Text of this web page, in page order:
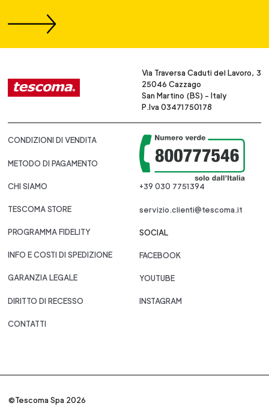
Via Traversa Caduti del Lavoro, 3
25046 Cazzago
San Martino (BS) - Italy
P.Iva 03471750178
CONDIZIONI DI VENDITA
METODO DI PAGAMENTO
CHI SIAMO
TESCOMA STORE
PROGRAMMA FIDELITY
INFO E COSTI DI SPEDIZIONE
GARANZIA LEGALE
DIRITTO DI RECESSO
CONTATTI
+39 030 7751394
servizio.clienti@tescoma.it
SOCIAL
FACEBOOK
YOUTUBE
INSTAGRAM
©Tescoma Spa 2026